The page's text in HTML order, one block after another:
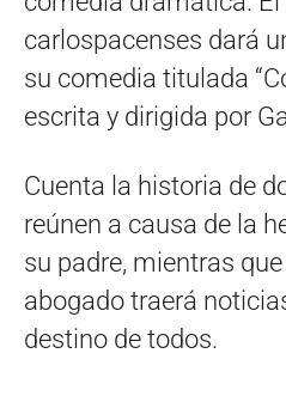
carlospacenses dará
su comedia titulada
escrita y dirigida por
Cuenta la historia de
reúnen a causa de la
su padre, mientras
abogado traerá
destino de todos.